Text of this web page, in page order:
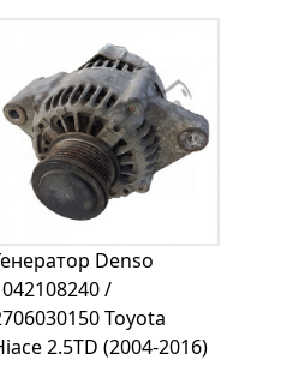
Denso
/
Toyota
2.5TD (2004-2016)